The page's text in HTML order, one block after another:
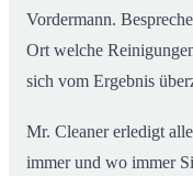
Vordermann.
Ort welche
sich vom Ergebnis
Mr. Cleaner erledigt
immer und wo immer